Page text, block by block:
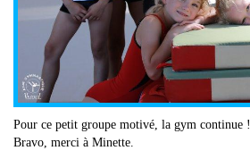
Pour ce petit groupe motivé, la gym continue !
Bravo, merci à Minette.